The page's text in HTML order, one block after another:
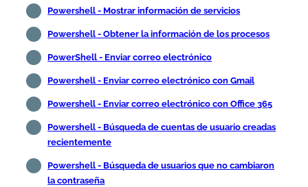
Powershell - Mostrar información de servicios
Powershell - Obtener la información de los procesos
PowerShell - Enviar correo electrónico
Powershell - Enviar correo electrónico con Gmail
Powershell - Enviar correo electrónico con Office 365
Powershell - Búsqueda de cuentas de usuario creadas
recientemente
Powershell - Búsqueda de usuarios que no cambiaron
la contraseña